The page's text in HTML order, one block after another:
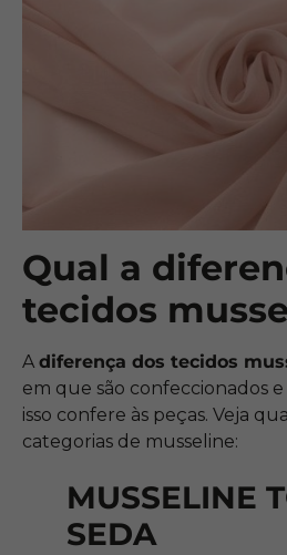
Qual a
tecidos
A diferença dos tecidos
em que são confeccionados
isso confere às peças. Veja
categorias de musseline:
MUSSELINE
SEDA